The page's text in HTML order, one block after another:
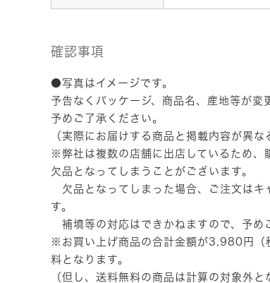
確認事項
●写真はイメージです。
予告なくパッケージ、商品名、産地等が変
予めご了承ください。
（実際にお届けする商品と掲載内容が異な
※弊社は複数の店舗に出店しているため、
欠品となってしまうことがございます。
欠品となってしまった場合、ご注文はキ
す。
補填等の対応はできかねますので、予め
※お買い上げ商品の合計金額が3,980円（
料となります。
（但し、送料無料の商品は計算の対象外と